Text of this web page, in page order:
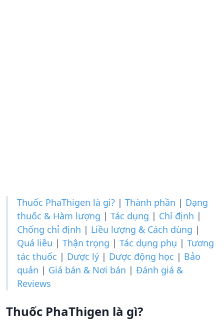
Thuốc PhaThigen là gì? | Thành phần | Dạng
thuốc & Hàm lượng | Tác dụng | Chỉ định |
Chống chỉ định | Liều lượng & Cách dùng |
Quá liều | Thận trọng | Tác dụng phụ | Tương
tác thuốc | Dược lý | Dược động học | Bảo
quản | Giá bán & Nơi bán | Đánh giá &
Reviews
Thuốc PhaThigen là gì?